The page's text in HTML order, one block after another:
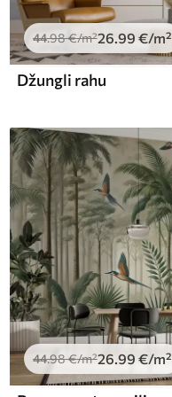
44.98€/m²26 .99 €/m²
Džungli rahu
44.98€/m²26.99 €/m²